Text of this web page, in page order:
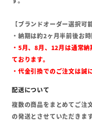
【ブランドオーダー選択可
・納期は約2ヶ月半前後お
・5月、8月、12月は通常
ております。
・代金引換でのご注文は誠
複数の商品をまとめてご注
の発送とさせていただきます